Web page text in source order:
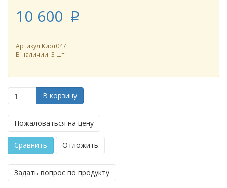
10 600 p
Артикул Киот047
В наличии: 3 шт.
В корзину
Пожаловаться на цену
Сравнить Отложить
Задать вопрос по продукту